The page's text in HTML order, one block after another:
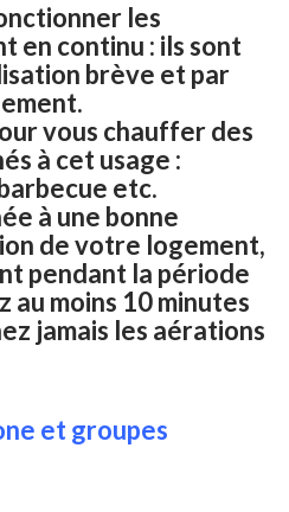
les
en continu : ils sont
brève et par
vous chauffer des
à cet usage :
etc.
à une bonne
de votre logement,
pendant la période
au moins 10 minutes
jamais les aérations
et groupes